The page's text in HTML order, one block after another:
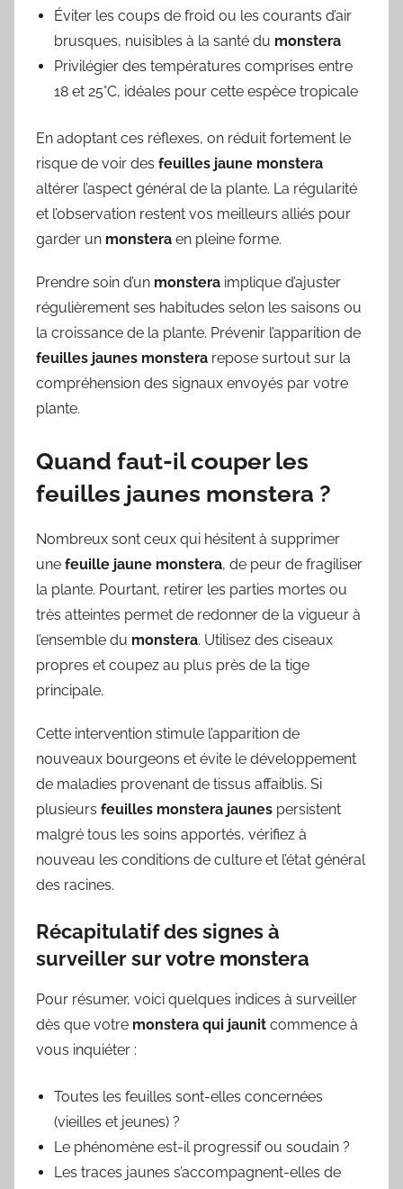
Éviter les coups de froid ou les courants d’air
brusques, nuisibles à la santé du monstera
Privilégier des températures comprises entre
18 et 25°C, idéales pour cette espèce tropicale
En adoptant ces réflexes, on réduit fortement le
risque de voir des feuilles jaune monstera
altérer l’aspect général de la plante. La régularité
et l’observation restent vos meilleurs alliés pour
garder un monstera en pleine forme.
Prendre soin d’un monstera implique d’ajuster
régulièrement ses habitudes selon les saisons ou
la croissance de la plante. Prévenir l’apparition de
feuilles jaunes monstera repose surtout sur la
compréhension des signaux envoyés par votre
plante.
Quand faut-il couper les
feuilles jaunes monstera ?
Nombreux sont ceux qui hésitent à supprimer
une feuille jaune monstera, de peur de fragiliser
la plante. Pourtant, retirer les parties mortes ou
très atteintes permet de redonner de la vigueur à
l’ensemble du monstera. Utilisez des ciseaux
propres et coupez au plus près de la tige
principale.
Cette intervention stimule l’apparition de
nouveaux bourgeons et évite le développement
de maladies provenant de tissus affaiblis. Si
plusieurs feuilles monstera jaunes persistent
malgré tous les soins apportés, vérifiez à
nouveau les conditions de culture et l’état général
des racines.
Récapitulatif des signes à
surveiller sur votre monstera
Pour résumer, voici quelques indices à surveiller
dès que votre monstera qui jaunit commence à
vous inquiéter :
Toutes les feuilles sont-elles concernées
(vieilles et jeunes) ?
Le phénomène est-il progressif ou soudain ?
Les traces jaunes s’accompagnent-elles de